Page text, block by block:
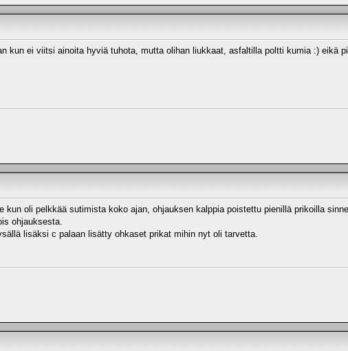
kun ei viitsi ainoita hyviä tuhota, mutta olihan liukkaat, asfaltilla poltti kumia :) eikä
kun oli pelkkää sutimista koko ajan, ohjauksen kalppia poistettu pienillä prikoilla
ohjauksesta.
lisäksi c palaan lisätty ohkaset prikat mihin nyt oli tarvetta.